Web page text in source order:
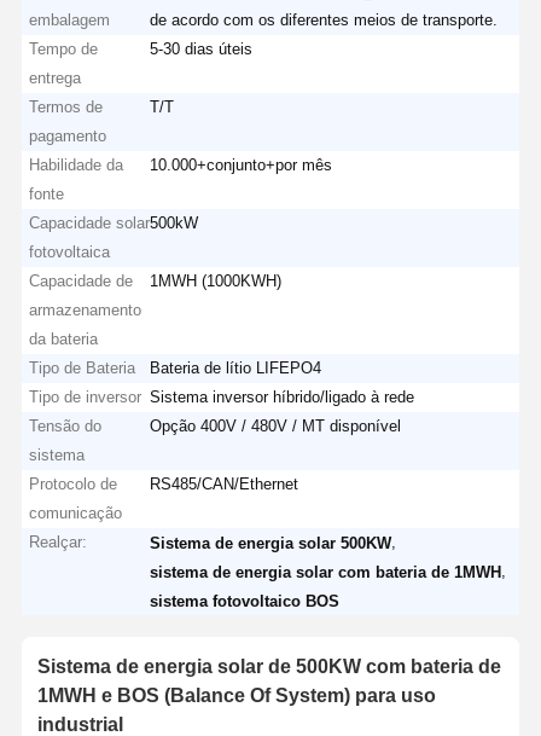
embalagem
de acordo com os diferentes meios de transporte.
Tempo de
entrega
5-30 dias úteis
Termos de
pagamento
T/T
Habilidade da
fonte
10.000+conjunto+por mês
Capacidade solar
fotovoltaica
500kW
Capacidade de
armazenamento
da bateria
1MWH (1000KWH)
Tipo de Bateria
Bateria de lítio LIFEPO4
Tipo de inversor Sistema inversor híbrido/ligado à rede
Tensão do
sistema
Opção 400V / 480V / MT disponível
Protocolo de
comunicação
RS485/CAN/Ethernet
Realçar: Sistema de energia solar 500KW,
sistema de energia solar com bateria de 1MWH
sistema fotovoltaico BOS
Sistema de energia solar de 500KW com bateria de
1MWH e BOS (Balance Of System) para uso
industrial